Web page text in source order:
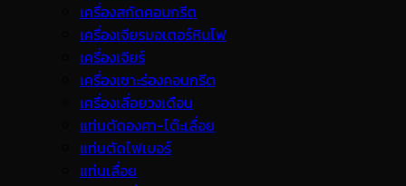
เครื่องสกัดคอนกรีต
เครื่องเจียรมอเตอร์หินไฟ
เครื่องเจียร์
เครื่องเซาะร่องคอนกรีต
เครื่องเลื่อยวงเดือน
แท่นตัดองศา-โต๊ะเลื่อย
แท่นตัดไฟเบอร์
แท่นเลื่อย